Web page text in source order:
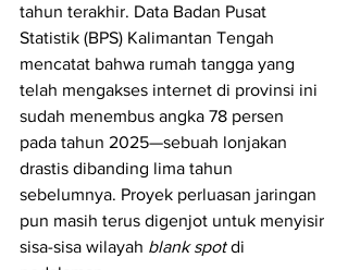
tahun terakhir. Data Badan Pusat
Statistik (BPS) Kalimantan Tengah
mencatat bahwa rumah tangga yang
telah mengakses internet di provinsi ini
sudah menembus angka 78 persen
pada tahun 2025—sebuah lonjakan
drastis dibanding lima tahun
sebelumnya. Proyek perluasan jaringan
pun masih terus digenjot untuk menyisir
sisa-sisa wilayah blank spot di